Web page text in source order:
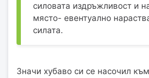
силовата издръжливост и
място- евентуално
силата.
Значи хубаво си се насочил